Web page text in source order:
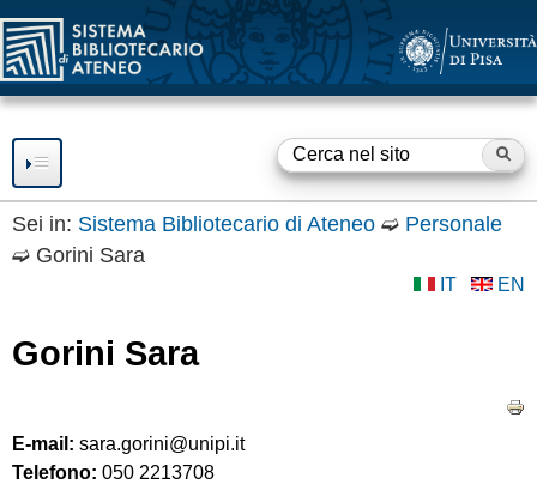
Salta
al
contenuto
SBA
F
o
RISORSE
Consultazione
Accesso a Risorse
Elettroniche
SBA
OPEN ACCESS
Sei in: Sistema Bibliotecario di Ateneo ➫ Personale
➫ Gorini Sara
IT EN
Gorini Sara
E-mail: sara.gorini@unipi.it
Telefono: 050 2213708